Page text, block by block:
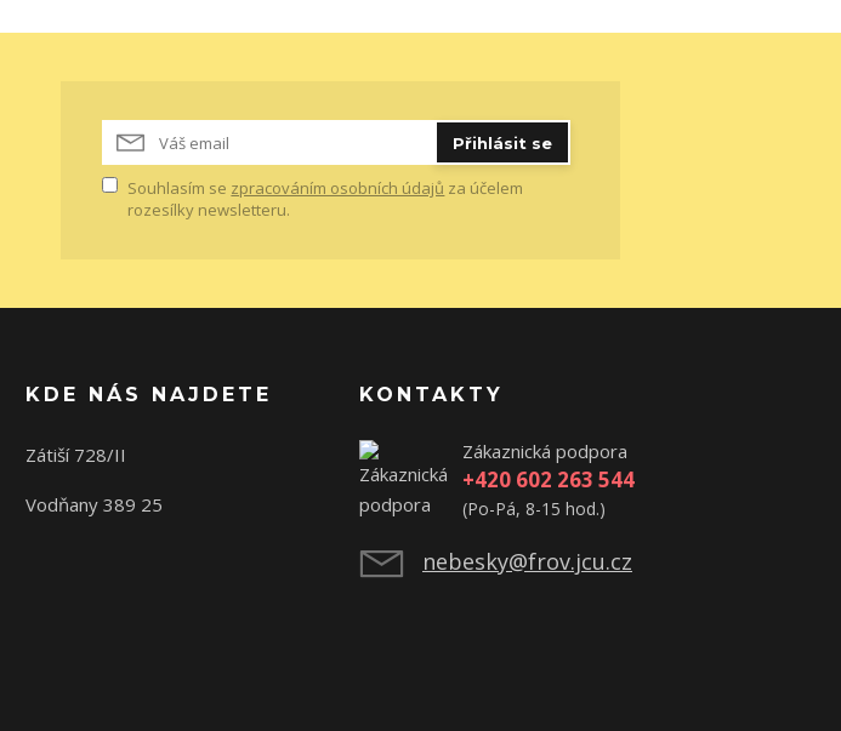
Přihlásit se
Souhlasím se zpracováním osobních údajů za účelem
rozesílky newsletteru.
KDE NÁS NAJDETE
Zátiší 728/II
Vodňany 389 25
KONTAKTY
Zákaznická podpora
+420 602 263 544
(Po-Pá, 8-15 hod.)
nebesky@frov.jcu.cz